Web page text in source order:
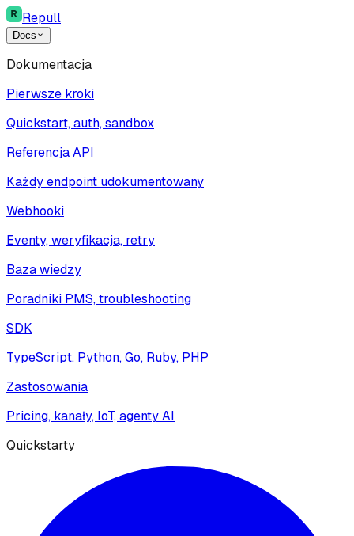
Repull
Docs
Dokumentacja
Pierwsze kroki
Quickstart, auth, sandbox
Referencja API
Każdy endpoint udokumentowany
Webhooki
Eventy, weryfikacja, retry
Baza wiedzy
Poradniki PMS, troubleshooting
SDK
TypeScript, Python, Go, Ruby, PHP
Zastosowania
Pricing, kanały, IoT, agenty AI
Quickstarty